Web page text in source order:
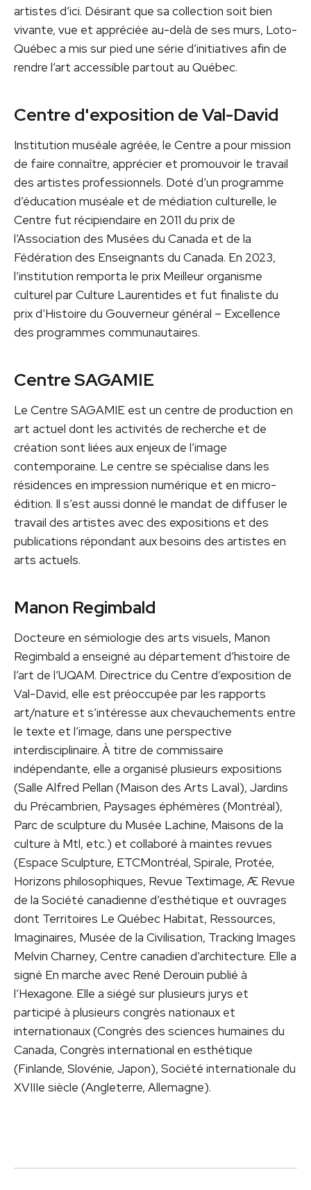
artistes d’ici. Désirant que sa collection soit bien
vivante, vue et appréciée au-delà de ses murs, Loto-
Québec a mis sur pied une série d’initiatives afin de
rendre l’art accessible partout au Québec.
Centre d'exposition de Val-David
Institution muséale agréée, le Centre a pour mission
de faire connaître, apprécier et promouvoir le travail
des artistes professionnels. Doté d’un programme
d’éducation muséale et de médiation culturelle, le
Centre fut récipiendaire en 2011 du prix de
l’Association des Musées du Canada et de la
Fédération des Enseignants du Canada. En 2023,
l’institution remporta le prix Meilleur organisme
culturel par Culture Laurentides et fut finaliste du
prix d’Histoire du Gouverneur général – Excellence
des programmes communautaires.
Centre SAGAMIE
Le Centre SAGAMIE est un centre de production en
art actuel dont les activités de recherche et de
création sont liées aux enjeux de l’image
contemporaine. Le centre se spécialise dans les
résidences en impression numérique et en micro-
édition. Il s’est aussi donné le mandat de diffuser le
travail des artistes avec des expositions et des
publications répondant aux besoins des artistes en
arts actuels.
Manon Regimbald
Docteure en sémiologie des arts visuels, Manon
Regimbald a enseigné au département d’histoire de
l’art de l’UQAM. Directrice du Centre d’exposition de
Val-David, elle est préoccupée par les rapports
art/nature et s’intéresse aux chevauchements entre
le texte et l’image, dans une perspective
interdisciplinaire. À titre de commissaire
indépendante, elle a organisé plusieurs expositions
(Salle Alfred Pellan (Maison des Arts Laval), Jardins
du Précambrien, Paysages éphémères (Montréal),
Parc de sculpture du Musée Lachine, Maisons de la
culture à Mtl, etc.) et collaboré à maintes revues
(Espace Sculpture, ETCMontréal, Spirale, Protée,
Horizons philosophiques, Revue Textimage, Æ Revue
de la Société canadienne d’esthétique et ouvrages
dont Territoires Le Québec Habitat, Ressources,
Imaginaires, Musée de la Civilisation, Tracking Images
Melvin Charney, Centre canadien d’architecture. Elle a
signé En marche avec René Derouin publié à
l’Hexagone. Elle a siégé sur plusieurs jurys et
participé à plusieurs congrès nationaux et
internationaux (Congrès des sciences humaines du
Canada, Congrès international en esthétique
(Finlande, Slovénie, Japon), Société internationale du
XVIIIe siècle (Angleterre, Allemagne).